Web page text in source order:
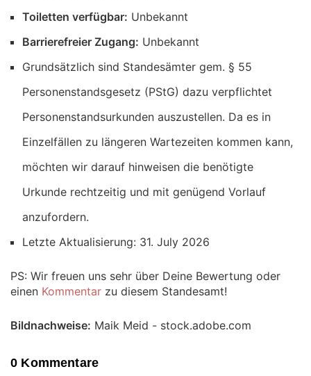
Toiletten verfügbar: Unbekannt
Barrierefreier Zugang: Unbekannt
Grundsätzlich sind Standesämter gem. § 55
Personenstandsgesetz (PStG) dazu verpflichtet
Personenstandsurkunden auszustellen. Da es in
Einzelfällen zu längeren Wartezeiten kommen kann,
möchten wir darauf hinweisen die benötigte
Urkunde rechtzeitig und mit genügend Vorlauf
anzufordern.
Letzte Aktualisierung: 31. July 2026
PS: Wir freuen uns sehr über Deine Bewertung oder
einen Kommentar zu diesem Standesamt!
Bildnachweise: Maik Meid - stock.adobe.com
0 Kommentare